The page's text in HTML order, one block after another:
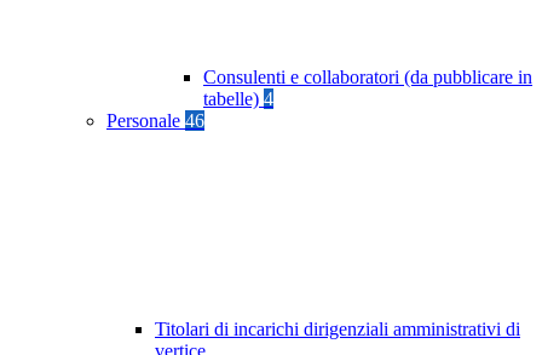
Consulenti e collaboratori (da pubblicare in
tabelle) 4
Personale 46
Titolari di incarichi dirigenziali amministrativi di